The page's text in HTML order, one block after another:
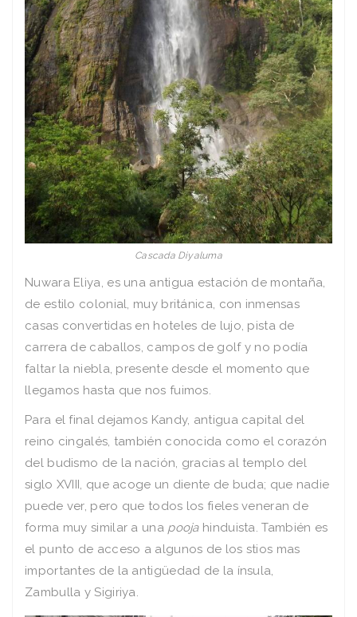
Cascada Diyaluma
Nuwara Eliya, es una antigua estación de montaña,
de estilo colonial, muy británica, con inmensas
casas convertidas en hoteles de lujo, pista de
carrera de caballos, campos de golf y no podía
faltar la niebla, presente desde el momento que
llegamos hasta que nos fuimos.
Para el final dejamos Kandy, antigua capital del
reino cingalés, también conocida como el corazón
del budismo de la nación, gracias al templo del
siglo XVIII, que acoge un diente de buda; que nadie
puede ver, pero que todos los fieles veneran de
forma muy similar a una poojahinduista. También es
el punto de acceso a algunos de los stios mas
importantes de la antigüedad de la ínsula,
Zambulla y Sigiriya.